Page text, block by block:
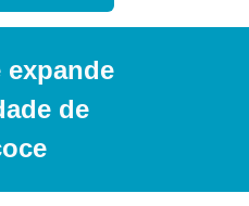
expande
de